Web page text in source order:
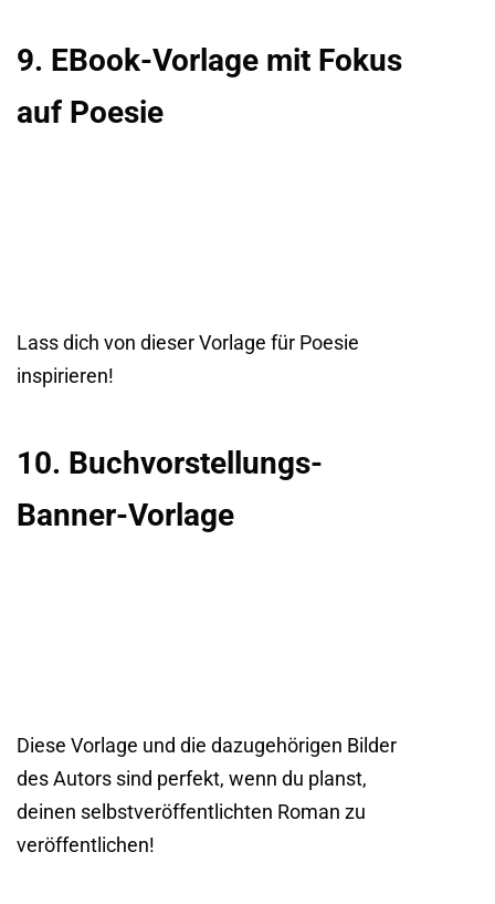
9. EBook-Vorlage mit Fokus
auf Poesie
Lass dich von dieser Vorlage für Poesie
inspirieren!
10. Buchvorstellungs-
Banner-Vorlage
Diese Vorlage und die dazugehörigen Bilder
des Autors sind perfekt, wenn du planst,
deinen selbstveröffentlichten Roman zu
veröffentlichen!